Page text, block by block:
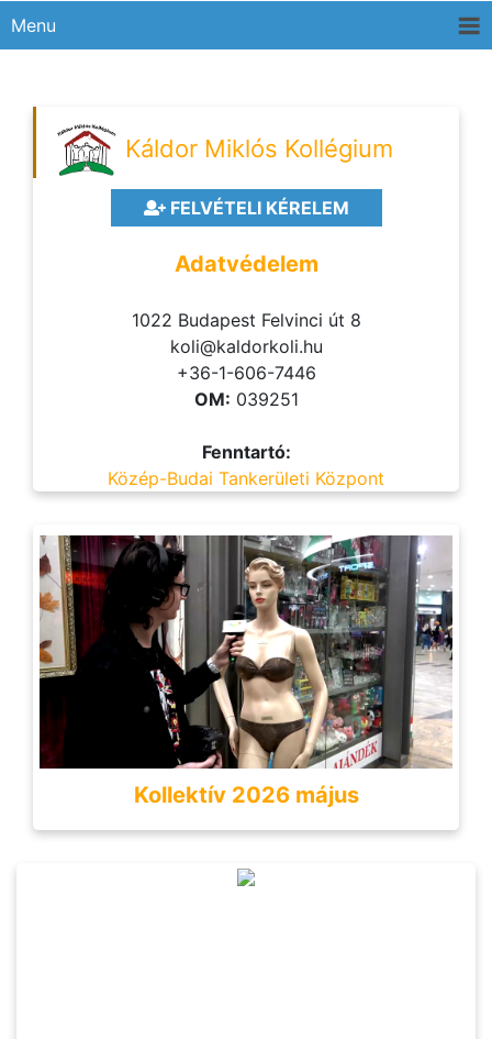
Menu
Káldor Miklós Kollégium
FELVÉTELI KÉRELEM
Adatvédelem
1022 Budapest Felvinci út 8
koli@kaldorkoli.hu
+36-1-606-7446
OM: 039251
Fenntartó:
Közép-Budai Tankerületi Központ
Kollektív 2026 május